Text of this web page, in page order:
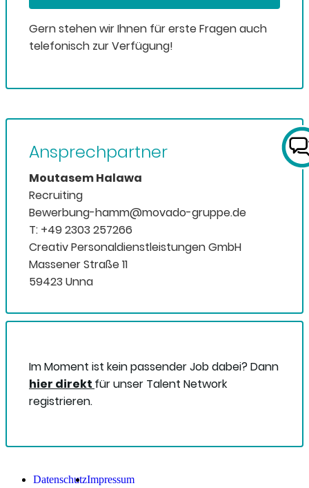
Gern stehen wir Ihnen für erste Fragen auch
telefonisch zur Verfügung!
Ansprechpartner
Moutasem Halawa
Recruiting
Bewerbung-hamm@movado-gruppe.de
T: +49 2303 257266
Creativ Personaldienstleistungen GmbH
Massener Straße 11
59423 Unna
Im Moment ist kein passender Job dabei? Dann
hier direkt für unser Talent Network
registrieren.
DatenschutzImpressum